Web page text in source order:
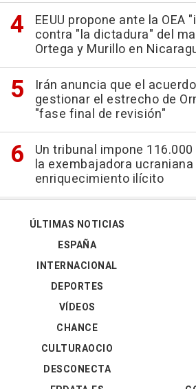
EEUU propone ante la OEA
contra "la dictadura" del
Ortega y Murillo en
Irán anuncia que el
gestionar el estrecho de
"fase final de revisión"
Un tribunal impone
la exembajadora ucraniana
enriquecimiento ilícito
ÚLTIMAS NOTICIAS
ESPAÑA
INTERNACIONAL
DEPORTES
VÍDEOS
CHANCE
CULTURAOCIO
DESCONECTA